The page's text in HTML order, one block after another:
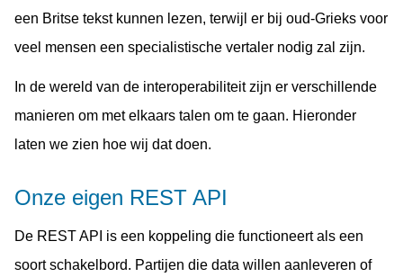
een Britse tekst kunnen lezen, terwijl er bij oud-Grieks voor
veel mensen een specialistische vertaler nodig zal zijn.
In de wereld van de interoperabiliteit zijn er verschillende
manieren om met elkaars talen om te gaan. Hieronder
laten we zien hoe wij dat doen.
Onze eigen REST API
De REST API is een koppeling die functioneert als een
soort schakelbord. Partijen die data willen aanleveren of